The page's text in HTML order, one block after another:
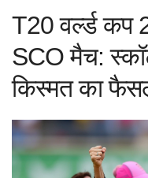
T20 वर्ल्ड कप
SCO मैच:
किस्मत का